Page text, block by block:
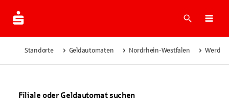
Suche
Standorte Geldautomaten Nordrhein-Westfalen Werdohl
Filiale oder Geldautomat suchen